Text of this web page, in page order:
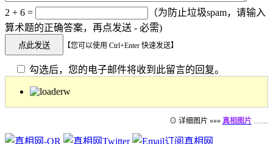
2 + 6 =
（为防止垃圾spam，请输入
算术题的正确答案，再点发送 - 必需)
【您可以使用 Ctrl+Enter 快速发送】
勾选后，您的电子邮件将收到此留言的回复。
⊙ 详细图片 »»» 真相图片 ……